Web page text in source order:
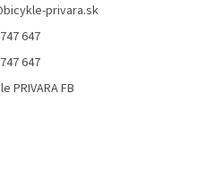
bicykle-privara.sk
647
647
PRIVARA FB